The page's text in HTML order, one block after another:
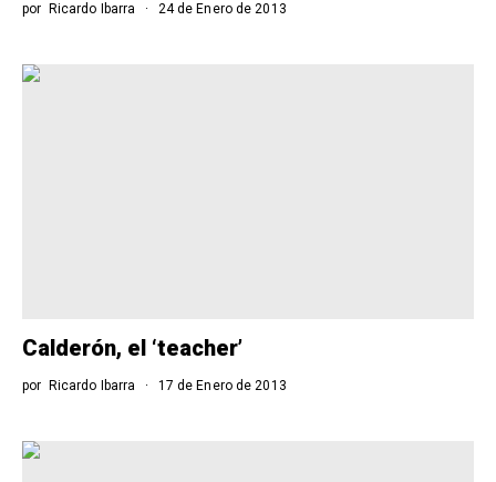
por Ricardo Ibarra 24 de Enero de 2013
Calderón, el ‘teacher’
por Ricardo Ibarra 17 de Enero de 2013